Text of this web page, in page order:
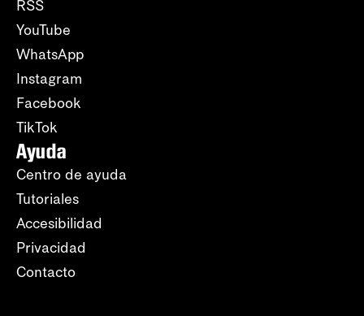
RSS
YouTube
WhatsApp
Instagram
Facebook
TikTok
Ayuda
Centro de ayuda
Tutoriales
Accesibilidad
Privacidad
Contacto